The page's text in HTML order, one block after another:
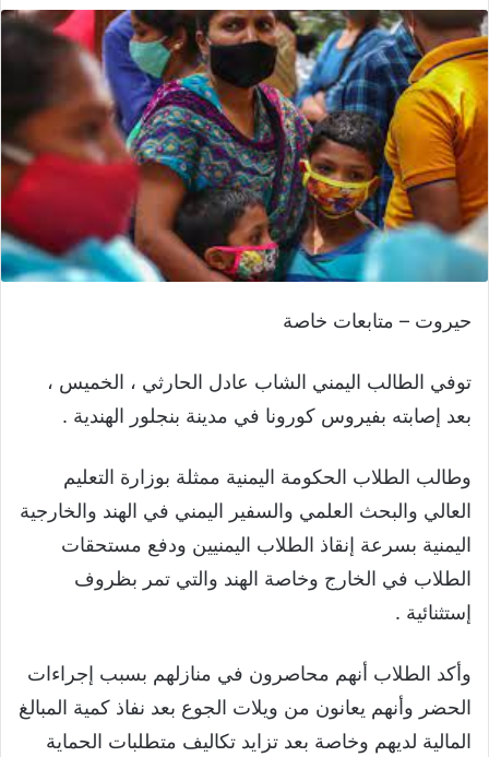
حيروت – متابعات خاصة
توفي الطالب اليمني الشاب عادل الحارثي ، الخميس ،
بعد إصابته بفيروس كورونا في مدينة بنجلور الهندية .
وطالب الطلاب الحكومة اليمنية ممثلة بوزارة التعليم
العالي والبحث العلمي والسفير اليمني في الهند والخارجية
اليمنية بسرعة إنقاذ الطلاب اليمنيين ودفع مستحقات
الطلاب في الخارج وخاصة الهند والتي تمر بظروف
إستثنائية .
وأكد الطلاب أنهم محاصرون في منازلهم بسبب إجراءات
الحضر وأنهم يعانون من ويلات الجوع بعد نفاذ كمية المبالغ
المالية لديهم وخاصة بعد تزايد تكاليف متطلبات الحماية